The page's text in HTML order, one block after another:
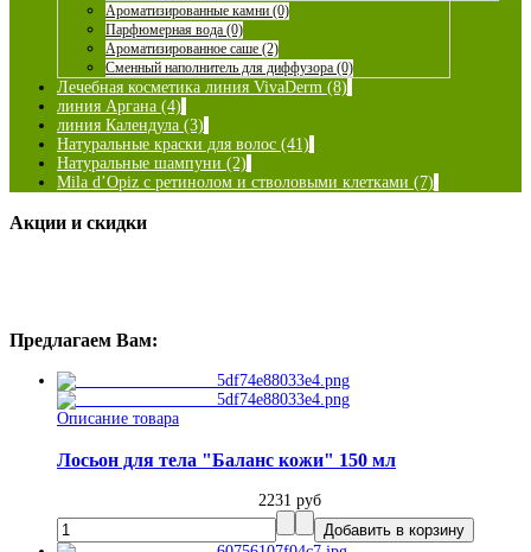
Ароматизированные камни (0)
Парфюмерная вода (0)
Ароматизированное саше (2)
Сменный наполнитель для диффузора (0)
Лечебная косметика линия VivaDerm (8)
линия Аргана (4)
линия Календула (3)
Натуральные краски для волос (41)
Натуральные шампуни (2)
Mila d’Opiz с ретинолом и стволовыми клетками (7)
Акции и скидки
Предлагаем Вам:
Описание товара
Лосьон для тела "Баланс кожи" 150 мл
2231 руб